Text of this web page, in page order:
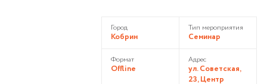
Город
Кобрин
Тип мероприятия
Семинар
Формат
Offline
Адрес
ул. Советская,
23, Центр